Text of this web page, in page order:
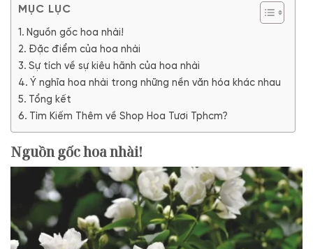
MỤC LỤC
Nguồn gốc hoa nhài!
Đặc điểm của hoa nhài
Sự tích về sự kiêu hãnh của hoa nhài
Ý nghĩa hoa nhài trong những nền văn hóa khác nhau
Tổng kết
Tìm Kiếm Thêm về Shop Hoa Tươi Tphcm?
Nguồn gốc hoa nhài!